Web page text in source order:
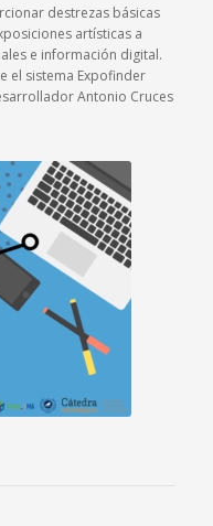
destrezas básicas
artísticas a
e información digital.
el sistema Expofinder
Antonio Cruces